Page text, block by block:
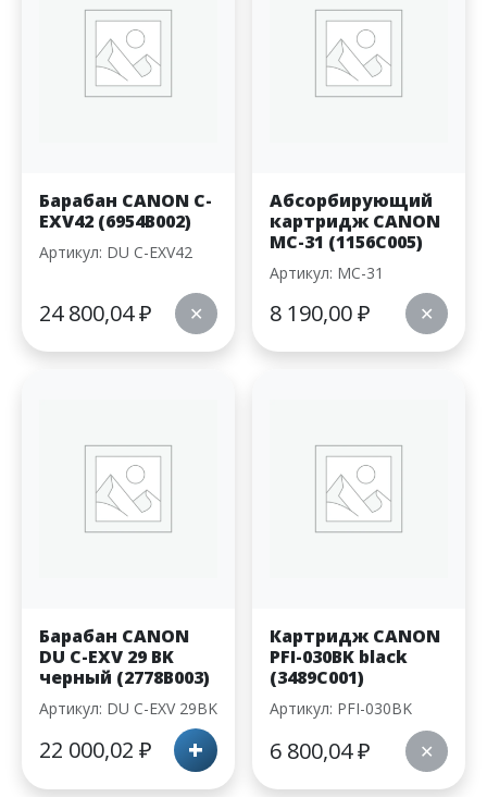
Барабан CANON С-
EXV42 (6954B002)
Артикул: DU С-EXV42
24 800,04₽ ✕
Абсорбирующий
картридж CANON
MC-31 (1156C005)
Артикул: MC-31
8 190,00₽ ✕
Барабан CANON
DU C-EXV 29 BK
черный (2778B003)
Артикул: DU C-EXV 29BK
22 000,02 ₽ +
Картридж CANON
PFI-030BK black
(3489C001)
Артикул: PFI-030BK
6 800,04₽ ✕